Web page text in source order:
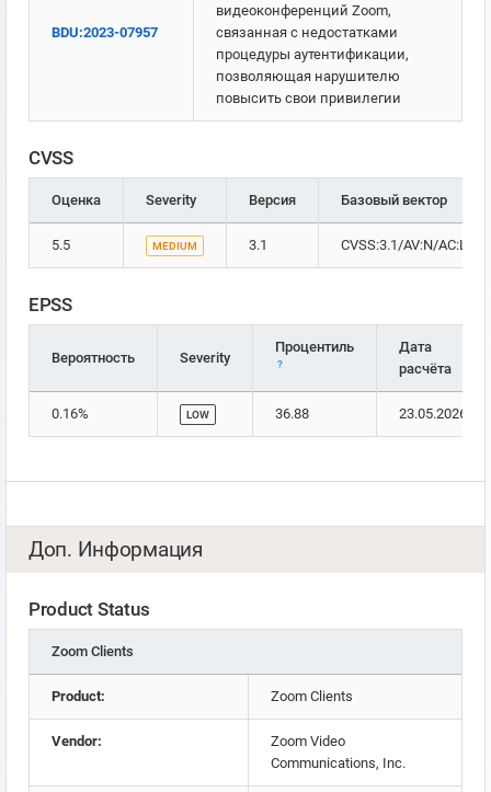
BDU:2023-07957
видеоконференций Zoom,
связанная с недостатками
процедуры аутентификации,
позволяющая нарушителю
повысить свои привилегии
CVSS
Оценка Severity Версия Базовый вектор
5.5 MEDIUM 3.1 CVSS:3.1/AV:N/AC:L/
EPSS
Вероятность Severity
Процентиль
?
Дата
расчёта
0.16% LOW 36.88 23.05.2026
Доп. Информация
Product Status
Zoom Clients
Product: Zoom Clients
Vendor:
Zoom Video
Communications, Inc.